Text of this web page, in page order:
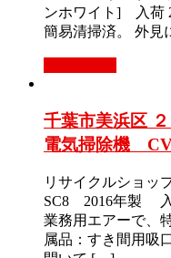
ンホワイト] 入荷
簡易清掃済。 外
千葉市美浜区
電気掃除機
リサイクルショ
SC8 2016年製 入
業務用エアーで、
属品：すき間用吸